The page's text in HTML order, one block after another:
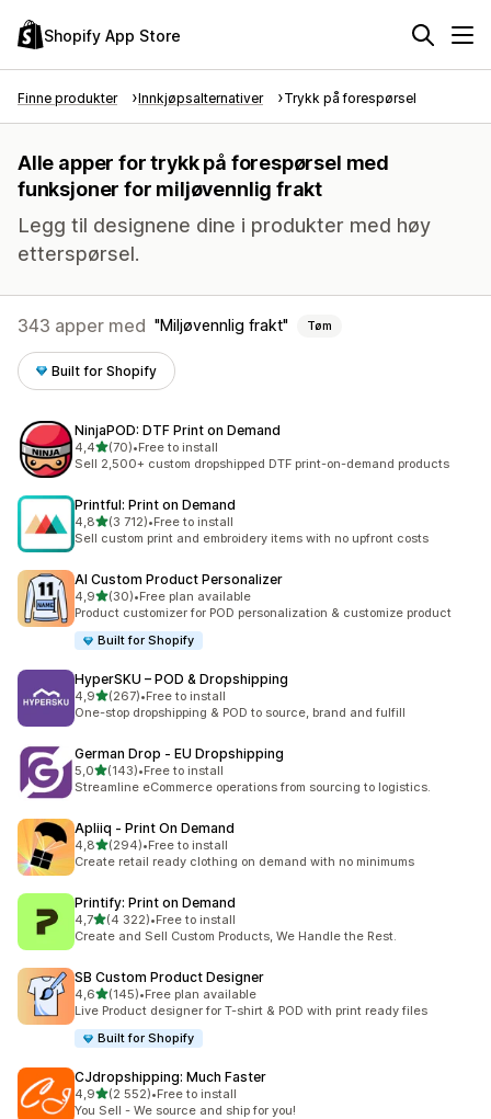
Shopify App Store
Finne produkter Innkjøpsalternativer Trykk på forespørsel
Alle apper for trykk på forespørsel med
funksjoner for miljøvennlig frakt
Legg til designene dine i produkter med høy
etterspørsel.
343 apper med Miljøvennlig frakt Tøm
Built for Shopify
NinjaPOD: DTF Print on Demand
4,4av 5 stjerner
(70)
Totalt 70 omtaler
•Free to install
Sell 2,500+ custom dropshipped DTF print-on-demand products
Printful: Print on Demand
4,8av 5 stjerner
(3 712)
Totalt 3712 omtaler
•Free to install
Sell custom print and embroidery items with no upfront costs
AI Custom Product Personalizer
4,9av 5 stjerner
(30)
Totalt 30 omtaler
•Free plan available
Product customizer for POD personalization & customize product
Built for Shopify
HyperSKU – POD & Dropshipping
4,9av 5 stjerner
(267)
Totalt 267 omtaler
•Free to install
One-stop dropshipping & POD to source, brand and fulfill
German Drop ‑ EU Dropshipping
5,0av 5 stjerner
(143)
Totalt 143 omtaler
•Free to install
Streamline eCommerce operations from sourcing to logistics.
Apliiq ‑ Print On Demand
4,8av 5 stjerner
(294)
Totalt 294 omtaler
•Free to install
Create retail ready clothing on demand with no minimums
Printify: Print on Demand
4,7av 5 stjerner
(4 322)
Totalt 4322 omtaler
•Free to install
Create and Sell Custom Products, We Handle the Rest.
SB Custom Product Designer
4,6av 5 stjerner
(145)
Totalt 145 omtaler
•Free plan available
Live Product designer for T-shirt & POD with print ready files
Built for Shopify
CJdropshipping: Much Faster
4,9av 5 stjerner
(2 552)
Totalt 2552 omtaler
•Free to install
You Sell - We source and ship for you!